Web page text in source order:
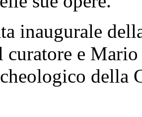
inaugurale
curatore e
della